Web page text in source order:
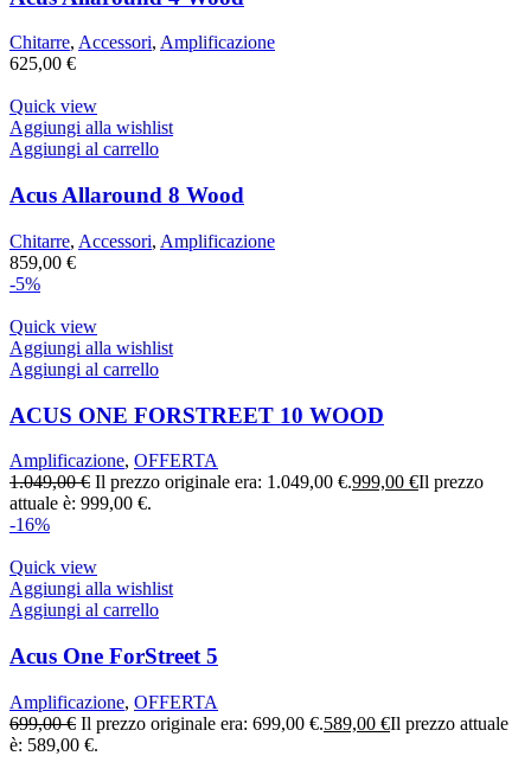
Chitarre, Accessori, Amplificazione
625,00 €
Quick view
Aggiungi alla wishlist
Aggiungi al carrello
Acus Allaround 8 Wood
Chitarre, Accessori, Amplificazione
859,00 €
-5%
Quick view
Aggiungi alla wishlist
Aggiungi al carrello
ACUS ONE FORSTREET 10 WOOD
Amplificazione, OFFERTA
1.049,00€ Il prezzo originale era: 1.049,00 €.999,00 €Il prezzo
attuale è: 999,00 €.
-16%
Quick view
Aggiungi alla wishlist
Aggiungi al carrello
Acus One ForStreet 5
Amplificazione, OFFERTA
699,00€ Il prezzo originale era: 699,00 €.589,00 €Il prezzo attuale
è: 589,00 €.